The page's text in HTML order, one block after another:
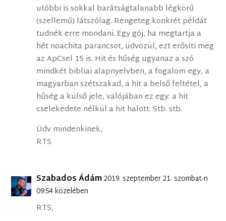
utóbbi is sokkal barátságtalanabb légkörű
(szellemű) látszólag. Rengeteg konkrét példát
tudnék erre mondani. Egy gój, ha megtartja a
hét noachita parancsot, üdvözül, ezt erősíti meg
az ApCsel 15 is. Hit és hűség ugyanaz a szó
mindkét bibliai alapnyelvben, a fogalom egy, a
magyarban szétszakad, a hit a belső feltétel, a
hűség a külső jele, valójában ez egy: a hit
cselekedete nélkül a hit halott. Stb. stb.
Üdv mindenkinek,
RTS
Szabados Ádám2019. szeptember 21. szombat-n
09:54 közelében
RTS,